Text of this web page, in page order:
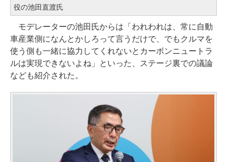
役の池田直渡氏
モデレーターの池田氏からは「われわれは、常に自動
車産業側になんとかしろって言うだけで、でもクルマを
使う側も一緒に協力してくれないとカーボンニュートラ
ルは実現できないよね」といった、ステージ裏での議論
なども紹介された。